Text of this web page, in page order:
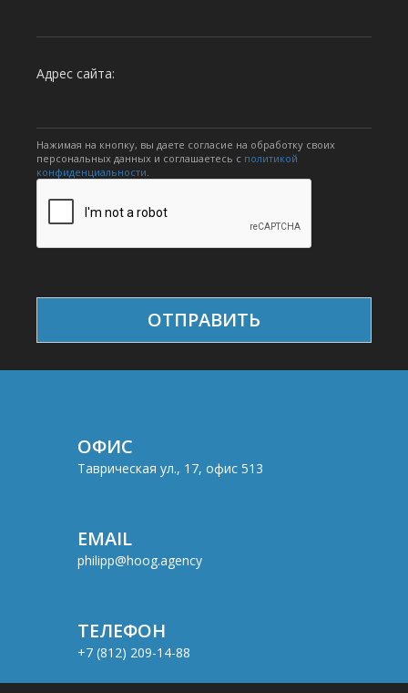
Адрес сайта:
Нажимая на кнопку, вы даете согласие на обработку своих
персональных данных и соглашаетесь с политикой
конфиденциальности.
ОФИС
Таврическая ул., 17, офис 513
EMAIL
philipp@hoog.agency
ТЕЛЕФОН
+7 (812) 209-14-88